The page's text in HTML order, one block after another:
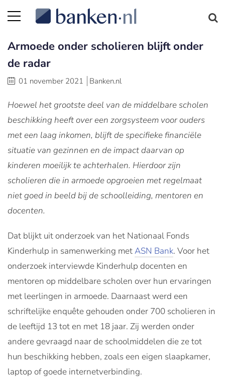
Armoede onder scholieren blijft onder
de radar
01 november 2021 Banken.nl
Hoewel het grootste deel van de middelbare scholen
beschikking heeft over een zorgsysteem voor ouders
met een laag inkomen, blijft de specifieke financiële
situatie van gezinnen en de impact daarvan op
kinderen moeilijk te achterhalen. Hierdoor zijn
scholieren die in armoede opgroeien met regelmaat
niet goed in beeld bij de schoolleiding, mentoren en
docenten.
Dat blijkt uit onderzoek van het Nationaal Fonds
Kinderhulp in samenwerking metASN Bank. Voor het
onderzoek interviewde Kinderhulp docenten en
mentoren op middelbare scholen over hun ervaringen
met leerlingen in armoede. Daarnaast werd een
schriftelijke enquête gehouden onder 700 scholieren in
de leeftijd 13 tot en met 18 jaar. Zij werden onder
andere gevraagd naar de schoolmiddelen die ze tot
hun beschikking hebben, zoals een eigen slaapkamer,
laptop of goede internetverbinding.